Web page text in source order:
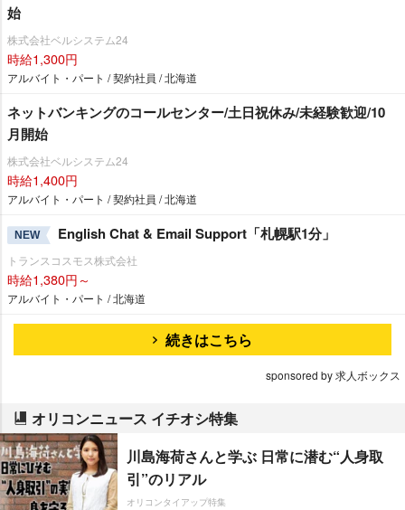
始
株式会社ベルシステム24
時給1,300円
アルバイト・パート / 契約社員 / 北海道
ネットバンキングのコールセンター/土日祝休み/未経験歓迎/10
月開始
株式会社ベルシステム24
時給1,400円
アルバイト・パート / 契約社員 / 北海道
NEW English Chat & Email Support「札幌駅1分」
トランスコスモス株式会社
時給1,380円～
アルバイト・パート / 北海道
続きはこちら
sponsored by 求人ボックス
オリコンニュース イチオシ特集
川島海荷さんと学ぶ 日常に潜む“人身取
引”のリアル
オリコンタイアップ特集